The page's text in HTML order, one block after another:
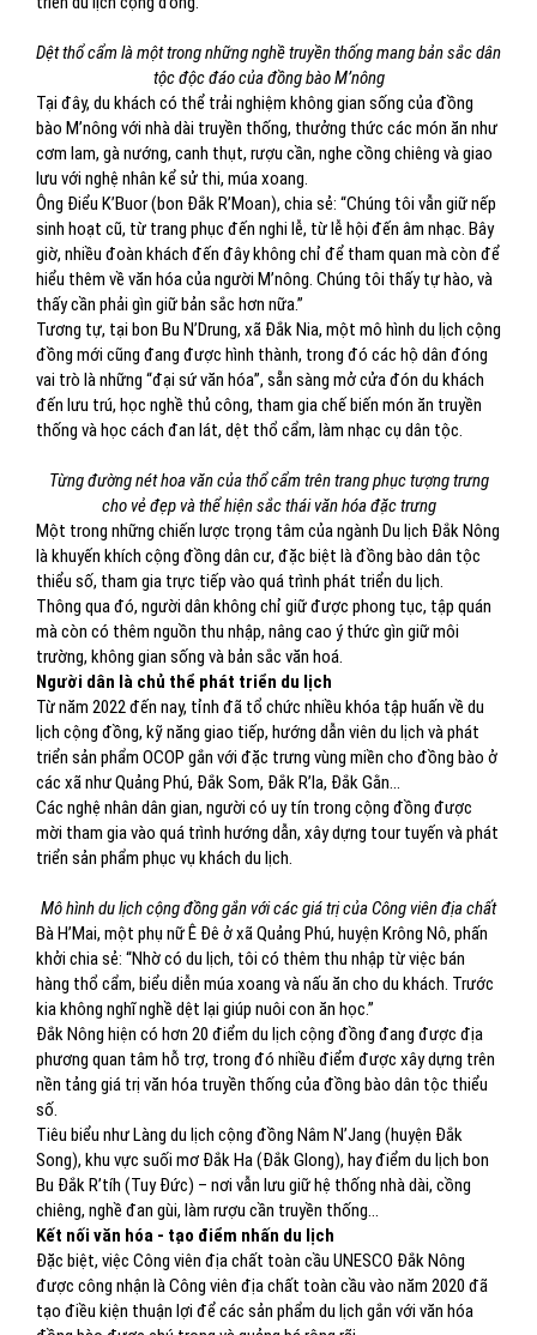
Dệt thổ cẩm là một trong những nghề truyền thống mang bản sắc dân
tộc độc đáo của đồng bào M’nông
Tại đây, du khách có thể trải nghiệm không gian sống của đồng
bào M’nông với nhà dài truyền thống, thưởng thức các món ăn như
cơm lam, gà nướng, canh thụt, rượu cần, nghe cồng chiêng và giao
lưu với nghệ nhân kể sử thi, múa xoang.
Ông Điểu K’Buor (bon Đắk R’Moan), chia sẻ: “Chúng tôi vẫn giữ nếp
sinh hoạt cũ, từ trang phục đến nghi lễ, từ lễ hội đến âm nhạc. Bây
giờ, nhiều đoàn khách đến đây không chỉ để tham quan mà còn để
hiểu thêm về văn hóa của người M’nông. Chúng tôi thấy tự hào, và
thấy cần phải gìn giữ bản sắc hơn nữa.”
Tương tự, tại bon Bu N’Drung, xã Đắk Nia, một mô hình du lịch cộng
đồng mới cũng đang được hình thành, trong đó các hộ dân đóng
vai trò là những “đại sứ văn hóa”, sẵn sàng mở cửa đón du khách
đến lưu trú, học nghề thủ công, tham gia chế biến món ăn truyền
thống và học cách đan lát, dệt thổ cẩm, làm nhạc cụ dân tộc.
Từng đường nét hoa văn của thổ cẩm trên trang phục tượng trưng
cho vẻ đẹp và thể hiện sắc thái văn hóa đặc trưng
Một trong những chiến lược trọng tâm của ngành Du lịch Đắk Nông
là khuyến khích cộng đồng dân cư, đặc biệt là đồng bào dân tộc
thiểu số, tham gia trực tiếp vào quá trình phát triển du lịch.
Thông qua đó, người dân không chỉ giữ được phong tục, tập quán
mà còn có thêm nguồn thu nhập, nâng cao ý thức gìn giữ môi
trường, không gian sống và bản sắc văn hoá.
Người dân là chủ thể phát triển du lịch
Từ năm 2022 đến nay, tỉnh đã tổ chức nhiều khóa tập huấn về du
lịch cộng đồng, kỹ năng giao tiếp, hướng dẫn viên du lịch và phát
triển sản phẩm OCOP gắn với đặc trưng vùng miền cho đồng bào ở
các xã như Quảng Phú, Đắk Som, Đắk R’la, Đắk Gằn…
Các nghệ nhân dân gian, người có uy tín trong cộng đồng được
mời tham gia vào quá trình hướng dẫn, xây dựng tour tuyến và phát
triển sản phẩm phục vụ khách du lịch.
Mô hình du lịch cộng đồng gắn với các giá trị của Công viên địa chất
Bà H’Mai, một phụ nữ Ê Đê ở xã Quảng Phú, huyện Krông Nô, phấn
khởi chia sẻ: “Nhờ có du lịch, tôi có thêm thu nhập từ việc bán
hàng thổ cẩm, biểu diễn múa xoang và nấu ăn cho du khách. Trước
kia không nghĩ nghề dệt lại giúp nuôi con ăn học.”
Đắk Nông hiện có hơn 20 điểm du lịch cộng đồng đang được địa
phương quan tâm hỗ trợ, trong đó nhiều điểm được xây dựng trên
nền tảng giá trị văn hóa truyền thống của đồng bào dân tộc thiểu
số.
Tiêu biểu như Làng du lịch cộng đồng Nâm N’Jang (huyện Đắk
Song), khu vực suối mơ Đắk Ha (Đắk Glong), hay điểm du lịch bon
Bu Đắk R’tíh (Tuy Đức) – nơi vẫn lưu giữ hệ thống nhà dài, cồng
chiêng, nghề đan gùi, làm rượu cần truyền thống…
Kết nối văn hóa - tạo điểm nhấn du lịch
Đặc biệt, việc Công viên địa chất toàn cầu UNESCO Đắk Nông
được công nhận là Công viên địa chất toàn cầu vào năm 2020 đã
tạo điều kiện thuận lợi để các sản phẩm du lịch gắn với văn hóa